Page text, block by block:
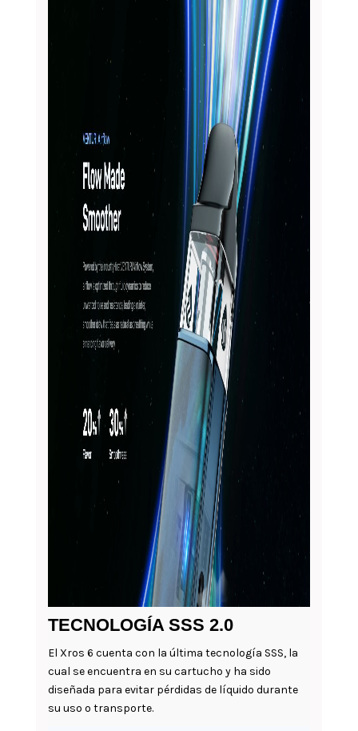
TECNOLOGÍA SSS 2.0
El Xros 6 cuenta con la última tecnología SSS, la
cual se encuentra en su cartucho y ha sido
diseñada para evitar pérdidas de líquido durante
su uso o transporte.